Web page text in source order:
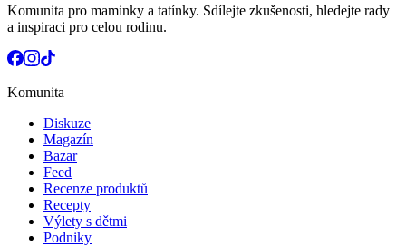
Komunita pro maminky a tatínky. Sdílejte zkušenosti, hledejte rady
a inspiraci pro celou rodinu.
Komunita
Diskuze
Magazín
Bazar
Feed
Recenze produktů
Recepty
Výlety s dětmi
Podniky